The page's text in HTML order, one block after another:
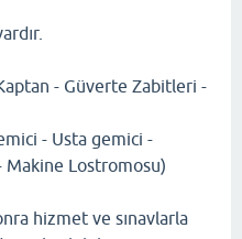
- Güverte Zabitleri -
- Usta gemici -
Makine Lostromosu)
hizmet ve sınavlarla